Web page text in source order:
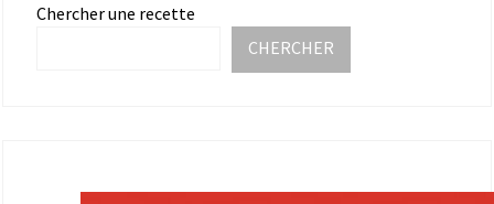
Chercher une recette
CHERCHER